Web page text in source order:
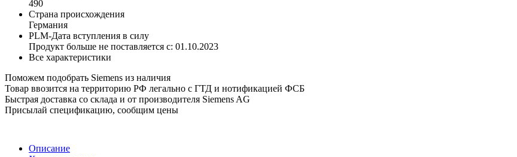
490
Страна происхождения
Германия
PLM-Дата вступления в силу
Продукт больше не поставляется с: 01.10.2023
Все характеристики
Поможем подобрать Siemens из наличия
Товар ввозится на территорию РФ легально с ГТД и нотификацией ФСБ
Быстрая доставка со склада и от производителя Siemens AG
Присылай спецификацию, сообщим цены
Описание